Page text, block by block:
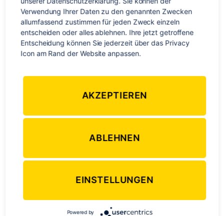
Present
be
go do
hav
e
you are go do
hav
say copy chop
s
es
e
s
s
go do
hav
say
Verwendung Ihrer Daten zu den genannten Zwecken
allumfassend zustimmen für jeden Zweck einzeln
entscheiden oder alles ablehnen. Ihre jetzt getroffene
Entscheidung können Sie jederzeit über das Privacy
Icon am Rand der Website anpassen.
AKZEPTIEREN
ABLEHNEN
EINSTELLUNGEN
Powered by